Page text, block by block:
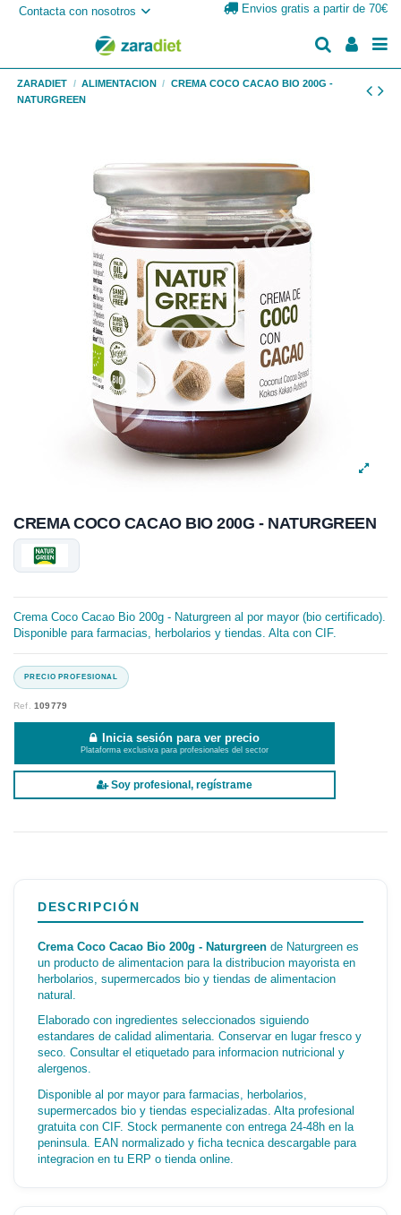
Contacta con nosotros Envios gratis a partir de 70€
ZARADIET ALIMENTACION
CREMA COCO CACAO BIO 200G -
NATURGREEN
CREMA COCO CACAO BIO 200G - NATURGREEN
Crema Coco Cacao Bio 200g - Naturgreen al por mayor (bio certificado).
Disponible para farmacias, herbolarios y tiendas. Alta con CIF.
Ref.109779
Inicia sesión para ver precio
Plataforma exclusiva para profesionales del sector
Soy profesional, regístrame
DESCRIPCIÓN
Crema Coco Cacao Bio 200g - Naturgreen de Naturgreen es
un producto de alimentacion para la distribucion mayorista en
herbolarios, supermercados bio y tiendas de alimentacion
natural.
Elaborado con ingredientes seleccionados siguiendo
estandares de calidad alimentaria. Conservar en lugar fresco y
seco. Consultar el etiquetado para informacion nutricional y
alergenos.
Disponible al por mayor para farmacias, herbolarios,
supermercados bio y tiendas especializadas. Alta profesional
gratuita con CIF. Stock permanente con entrega 24-48h en la
peninsula. EAN normalizado y ficha tecnica descargable para
integracion en tu ERP o tienda online.